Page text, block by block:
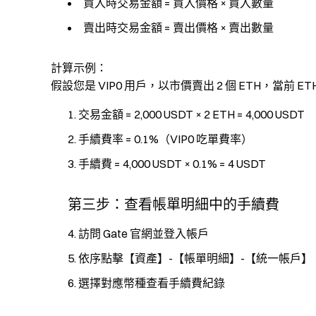
買入時交易金額 = 買入價格 × 買入數量
賣出時交易金額 = 賣出價格 × 賣出數量
計算示例 ：
假設您是 VIP0 用戶，以市價賣出 2 個 ETH，當前
交易金額 = 2,000 USDT × 2 ETH = 4,000 USDT
手續費率 = 0.1%（VIP0 吃單費率）
手續費 = 4,000 USDT × 0.1% = 4 USDT
第三步：查看帳單明細中的手續費
訪問 Gate 官網並登入帳戶
依序點擊【資產】-【帳單明細】-【統一帳戶】
選擇對應幣種查看手續費紀錄